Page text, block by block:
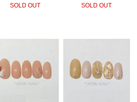
SOLD OUT
SOLD OUT